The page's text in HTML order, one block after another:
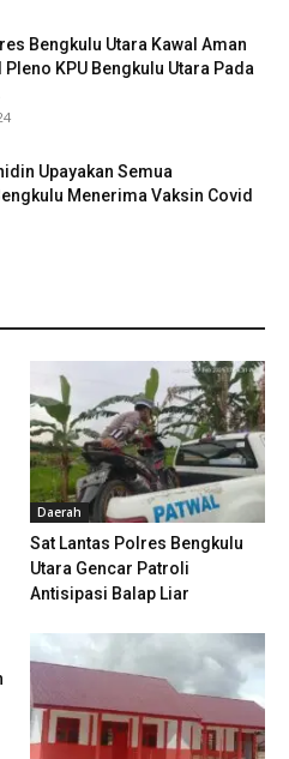
Bengkulu Utara Kawal Aman
KPU Bengkulu Utara Pada
Upayakan Semua
Menerima Vaksin Covid
Daerah
Sat Lantas Polres Bengkulu
Utara Gencar Patroli
Antisipasi Balap Liar